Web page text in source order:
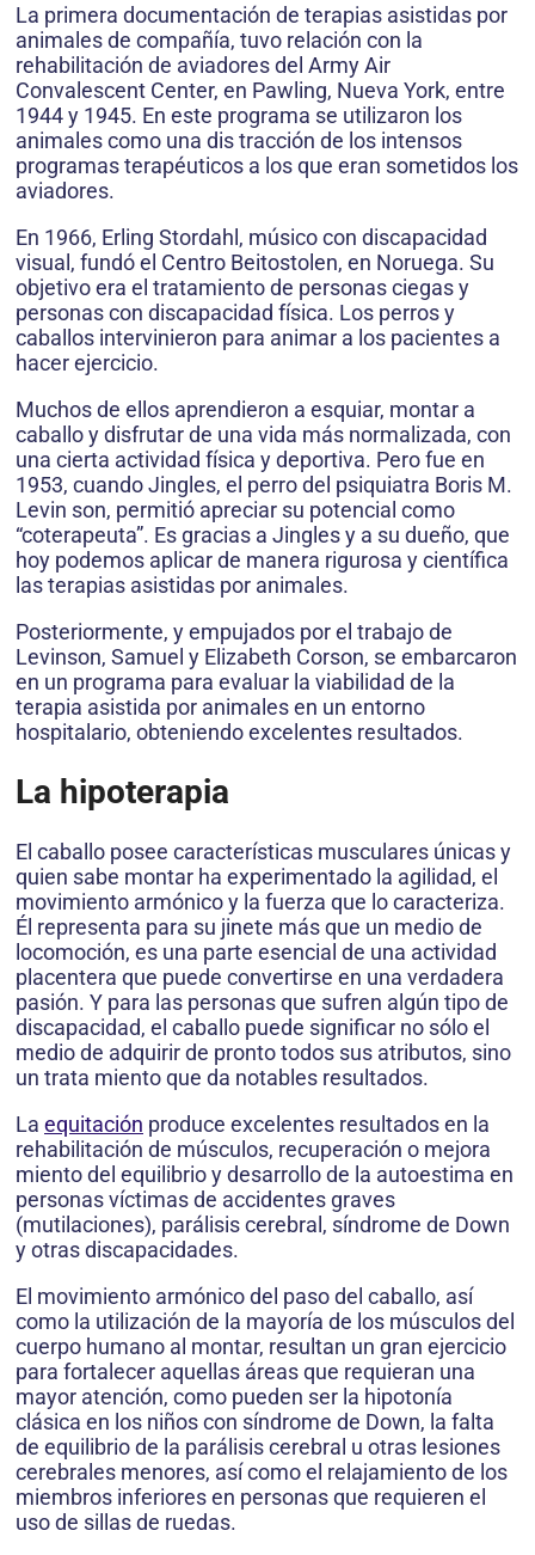
La primera documentación de terapias asistidas por
animales de compañía, tuvo relación con la
rehabilitación de aviadores del Army Air
Convalescent Center, en Pawling, Nueva York, entre
1944 y 1945. En este programa se utilizaron los
animales como una dis tracción de los intensos
programas terapéuticos a los que eran sometidos los
aviadores.
En 1966, Erling Stordahl, músico con discapacidad
visual, fundó el Centro Beitostolen, en Noruega. Su
objetivo era el tratamiento de personas ciegas y
personas con discapacidad física. Los perros y
caballos intervinieron para animar a los pacientes a
hacer ejercicio.
Muchos de ellos aprendieron a esquiar, montar a
caballo y disfrutar de una vida más normalizada, con
una cierta actividad física y deportiva. Pero fue en
1953, cuando Jingles, el perro del psiquiatra Boris M.
Levin son, permitió apreciar su potencial como
“coterapeuta”. Es gracias a Jingles y a su dueño, que
hoy podemos aplicar de manera rigurosa y científica
las terapias asistidas por animales.
Posteriormente, y empujados por el trabajo de
Levinson, Samuel y Elizabeth Corson, se embarcaron
en un programa para evaluar la viabilidad de la
terapia asistida por animales en un entorno
hospitalario, obteniendo excelentes resultados.
La hipoterapia
El caballo posee características musculares únicas y
quien sabe montar ha experimentado la agilidad, el
movimiento armónico y la fuerza que lo caracteriza.
Él representa para su jinete más que un medio de
locomoción, es una parte esencial de una actividad
placentera que puede convertirse en una verdadera
pasión. Y para las personas que sufren algún tipo de
discapacidad, el caballo puede significar no sólo el
medio de adquirir de pronto todos sus atributos, sino
un trata miento que da notables resultados.
La equitación produce excelentes resultados en la
rehabilitación de músculos, recuperación o mejora
miento del equilibrio y desarrollo de la autoestima en
personas víctimas de accidentes graves
(mutilaciones), parálisis cerebral, síndrome de Down
y otras discapacidades.
El movimiento armónico del paso del caballo, así
como la utilización de la mayoría de los músculos del
cuerpo humano al montar, resultan un gran ejercicio
para fortalecer aquellas áreas que requieran una
mayor atención, como pueden ser la hipotonía
clásica en los niños con síndrome de Down, la falta
de equilibrio de la parálisis cerebral u otras lesiones
cerebrales menores, así como el relajamiento de los
miembros inferiores en personas que requieren el
uso de sillas de ruedas.